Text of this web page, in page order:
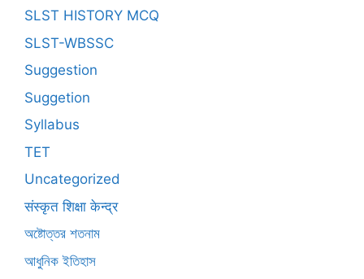
SLST HISTORY MCQ
SLST-WBSSC
Suggestion
Suggetion
Syllabus
TET
Uncategorized
संस्कृत शिक्षा केन्द्र
অষ্টোত্তর শতনাম
আধুনিক ইতিহাস